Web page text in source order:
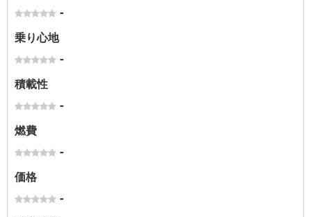
-
乗り心地
-
積載性
-
燃費
-
価格
-